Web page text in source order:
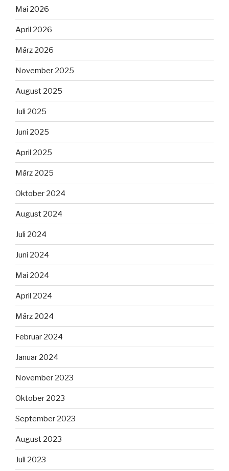
Mai 2026
April 2026
März 2026
November 2025
August 2025
Juli 2025
Juni 2025
April 2025
März 2025
Oktober 2024
August 2024
Juli 2024
Juni 2024
Mai 2024
April 2024
März 2024
Februar 2024
Januar 2024
November 2023
Oktober 2023
September 2023
August 2023
Juli 2023